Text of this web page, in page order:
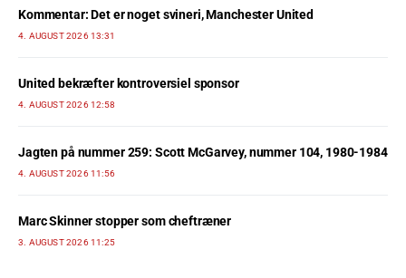
Kommentar: Det er noget svineri, Manchester United
4. AUGUST 2026 13:31
United bekræfter kontroversiel sponsor
4. AUGUST 2026 12:58
Jagten på nummer 259: Scott McGarvey, nummer 104, 1980-1984
4. AUGUST 2026 11:56
Marc Skinner stopper som cheftræner
3. AUGUST 2026 11:25